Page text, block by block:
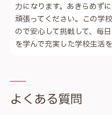
力になります。あきらめず
頑張ってください。この学
ので安心して挑戦して、毎
を学んで充実した学校生活
よくある質問